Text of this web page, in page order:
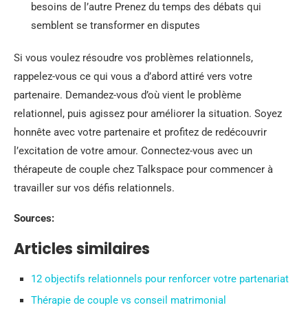
besoins de l’autre Prenez du temps des débats qui
semblent se transformer en disputes
Si vous voulez résoudre vos problèmes relationnels,
rappelez-vous ce qui vous a d’abord attiré vers votre
partenaire. Demandez-vous d’où vient le problème
relationnel, puis agissez pour améliorer la situation. Soyez
honnête avec votre partenaire et profitez de redécouvrir
l’excitation de votre amour. Connectez-vous avec un
thérapeute de couple chez Talkspace pour commencer à
travailler sur vos défis relationnels.
Sources:
Articles similaires
12 objectifs relationnels pour renforcer votre partenariat
Thérapie de couple vs conseil matrimonial